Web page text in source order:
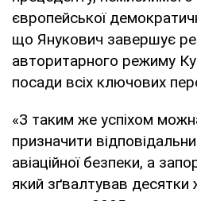
європейської
що Янукович завершує
авторитарного режиму
посади всіх ключових
«З таким же успіхом
призначити
авіаційної безпеки, а
який зґвалтував десятки